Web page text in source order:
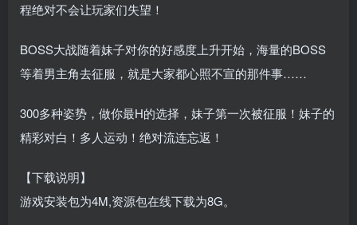
程绝对不会让玩家们失望！
BOSS大战随着妹子对你的好感度上升开始，海量的BOSS
等着男主角去征服，就是大家都心照不宣的那件事……
300多种姿势，做你最H的选择，妹子第一次被征服！妹子的
精彩对白！多人运动！绝对流连忘返！
【下载说明】
游戏安装包为4M,资源包在线下载为8G。